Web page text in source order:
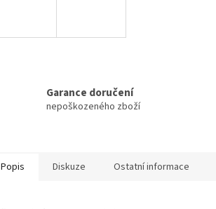
Garance doručení
nepoškozeného zboží
Popis Diskuze Ostatní informace